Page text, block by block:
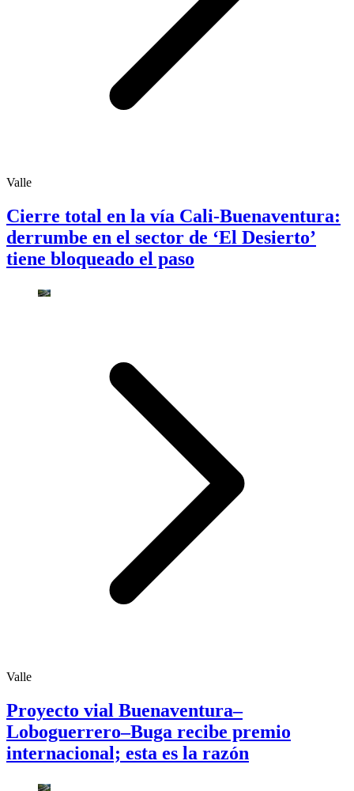
Valle
Cierre total en la vía Cali-Buenaventura:
derrumbe en el sector de ‘El Desierto’
tiene bloqueado el paso
Valle
Proyecto vial Buenaventura–
Loboguerrero–Buga recibe premio
internacional; esta es la razón